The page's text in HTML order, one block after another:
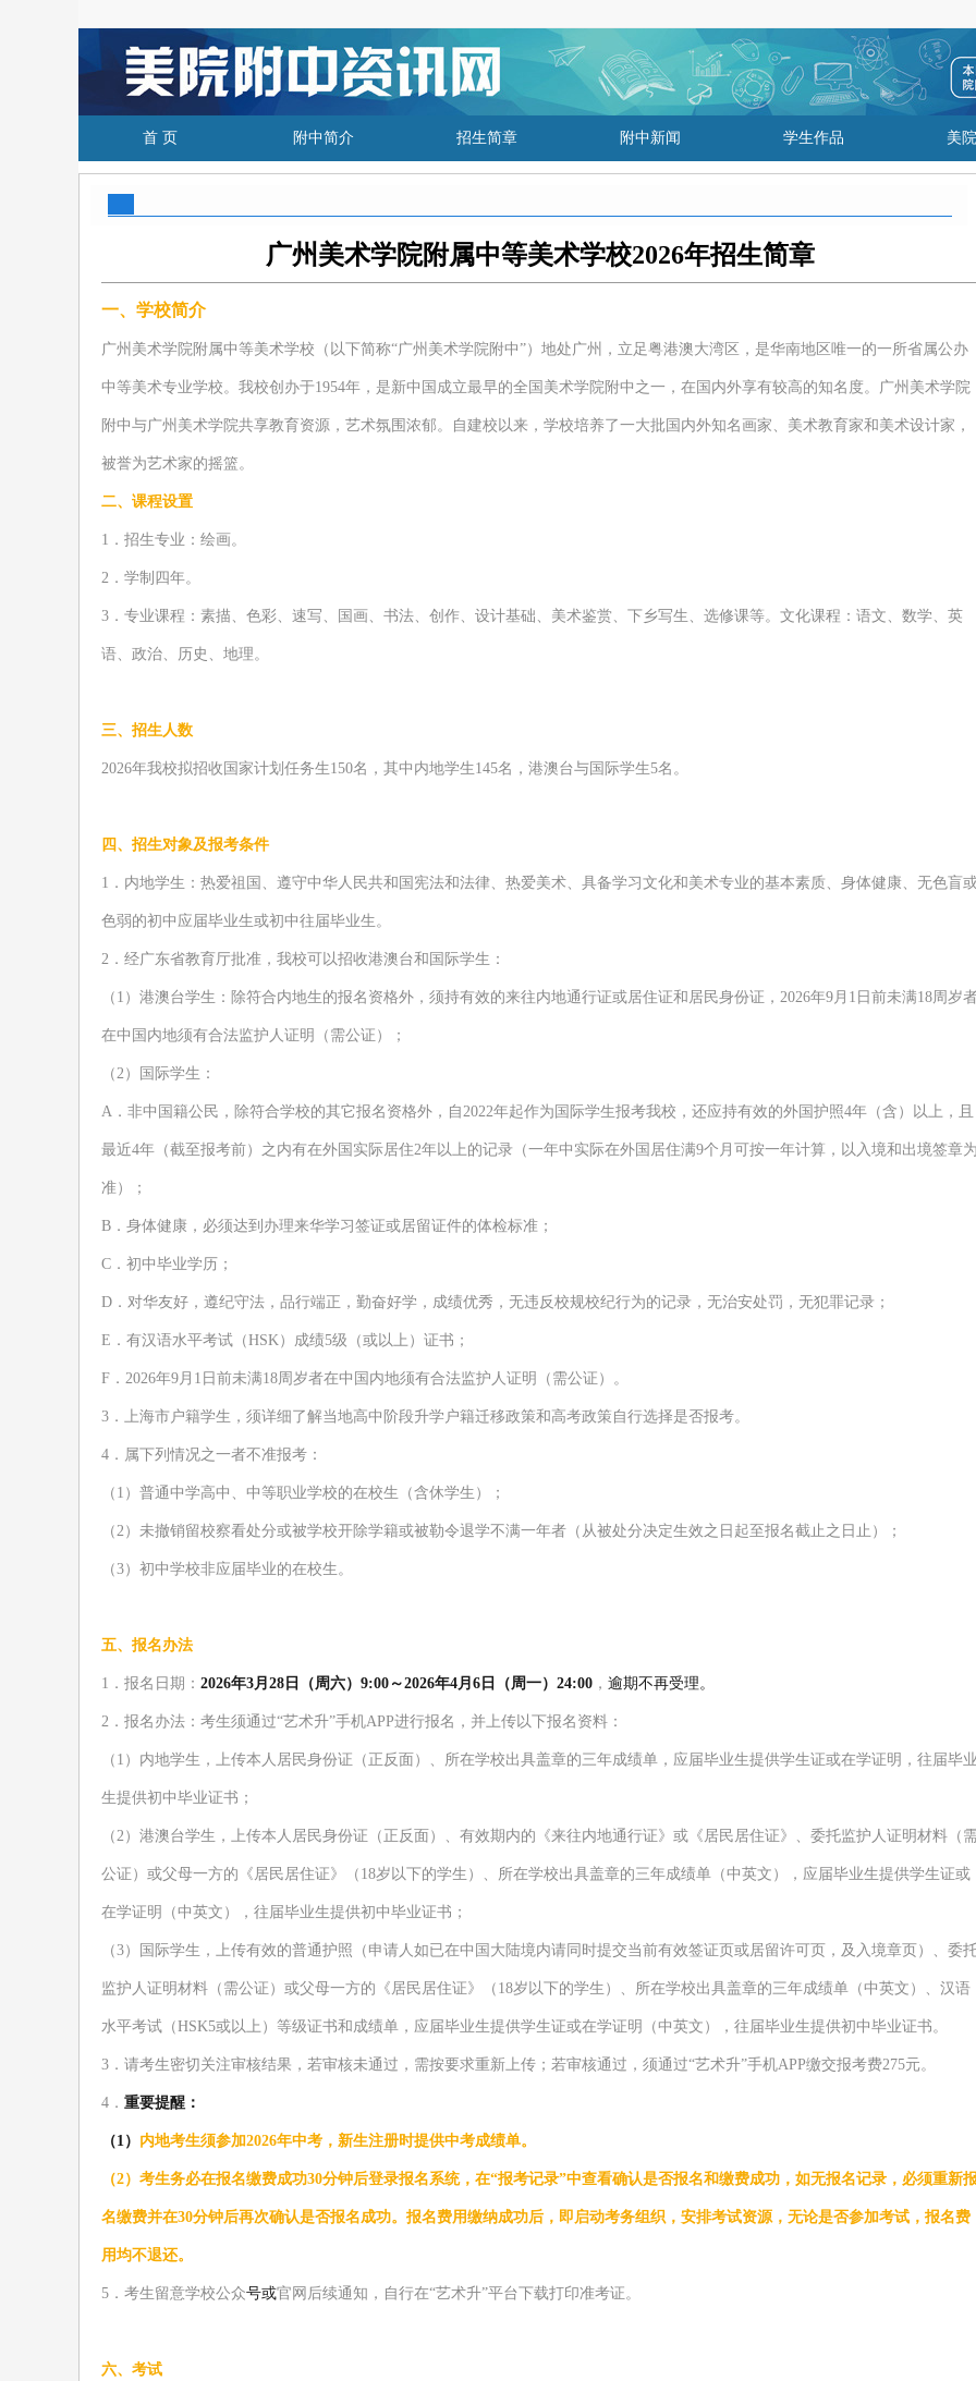
首 页 附中简介 招生简章 附中新闻 学生作品 美
广州美术学院附属中等美术学校2026年招生简章
一、学校简介
广州美术学院附属中等美术学校（以下简称“广州美术学院附中”）地处广州，立足粤港澳大湾区，是华南地区唯一的一所省属公办
中等美术专业学校。我校创办于1954年，是新中国成立最早的全国美术学院附中之一，在国内外享有较高的知名度。广州美术学院
附中与广州美术学院共享教育资源，艺术氛围浓郁。自建校以来，学校培养了一大批国内外知名画家、美术教育家和美术设计家，
被誉为艺术家的摇篮。
二、课程设置
1 ．招生专业：绘画。
2 ．学制四年。
3 ．专业课程：素描、色彩、速写、国画、书法、创作、设计基础、美术鉴赏、下乡写生、选修课等。文化课程：语文、数学、英
语、政治、历史、地理。
三、招生人数
2026年我校拟招收国家计划任务生150名，其中 内地学生145名，港澳台与 国际学生5名 。
四 、招生对象及报考条件
1 ． 内地学生 ： 热爱祖国、 遵守中华人 民共和国宪法和法律、 热爱美术、具备学习文化和美术专业的基本素质、 身体健康、无色盲
色弱的初中应届毕业生或初中往届毕业生。
2 ． 经广东省教育厅批准，我校可以招收港澳台和 国际学生 ：
（ 1 ） 港澳台学生：除符合内地生的报名资格外，须持有效的来往内地通行证或居住证和居民身份证 ， 2026年9月 1 日前未满18周岁
在中国内地须有合法监护人证明（需公证）；
（2）国际学生：
A ． 非中国籍公民 ，除符合学校的其它报名资格外，自2022年起作为国际学生报考我校，还应持有效的外国护照4年（含）以上，且
最近4年（截至报考前）之内有在外国实际居住2年以上的记录（一年中实际在外国居住满9个月可按一年计算，以入境和出境签章
准）；
B ． 身体健康，必须达到办理来华学习签证或居留证件的体检标准；
C ． 初中毕业学历 ；
D ． 对华友好，遵纪守法，品行端正，勤奋好学，成绩优秀，无违反校规校纪行为的记录，无治安处罚，无犯罪记录 ；
E ． 有汉语水平考试（HSK）成绩5级 （或以上 ）证书 ；
F ． 2026年9月 1 日前未满18周岁者在中国内地须有合法监护人证明（需公证）。
3 ． 上海市户籍学生， 须详细了解当地高中阶段升学户籍迁移政策和高考政策自行选择是否报考。
4 ． 属下列情况之一者不准报考：
（ 1 ）普通中学高中、中等职业学校的在校生（含休学生） ；
（2）未撤销留校察看处分或被学校开除学籍或被勒令退学不满一年者（从被处分决定生效之日起至报名截止之日止） ；
（3）初中学校非应届毕业的在校生。
五、报名办法
1．报名日期： 2026年3月28日（周六）9:00 ～2026年4月6日（周一）24:00 ， 逾期不再受理。
2 ．报名办法：考生须通过“艺术升”手机APP进行报名， 并上传以下报名资料：
（ 1 ） 内地学生，上传本人居民身份证（正反面）、所在学校出具盖章的三年成绩单 ， 应届毕业生提供学生证或在学证明，往届毕
生提供初中毕业证书 ；
（2）港澳台学生，上传本人居民身份证（正反面）、有效期内的《来往内地通行证》或《居民居住证》、委托监护人证明材料（
公证）或父母一方的《居民居住证》（ 18岁以下的学生 ）、所在学校出具盖章的三年成绩单（中英文） ， 应届毕业生提供学生证或
在学证明（中英文），往届毕业生提供初中毕业证书 ；
（3）国际学生，上传有效的普通护照（申请人如已在中国大陆境内请同时提交当前有效签证页或居留许可页，及入境章页）、委
监护人证明材料（ 需公证）或父母一方的《居民居住证》（ 18岁以下的学生 ）、所在学校出具盖章的三年成绩单（中英文 ） 、汉语
水平考试（HSK5或以上）等级证书和成绩单 ， 应届毕业生提供学生证或在学证明（中英文），往届毕业生提供初中毕业证书。
3 ． 请考生密切关注审核结果 ， 若审核未通过，需按要求重新上传；若审核通过，须通过“艺术升”手机APP缴交报考费275元。
4 ． 重要提醒：
（1） 内地考生须参加2026年中考，新生注册时提供中考成绩单。
（2） 考生务必在报名缴费成功30分钟后登录报名系统，在“报考记录”中查看确认是否报名和缴费成功，如无报名记录，必须重新
名缴费并在30分钟后再次确认是否报名成功。 报名费用缴纳成功后，即启动考务组织，安排考试资源，无论是否参加考试，报名费
用均不退还。
5 ． 考生留意学校公众号或官网后续通知，自行在“艺术升”平台下载打印准考证。
六、考试